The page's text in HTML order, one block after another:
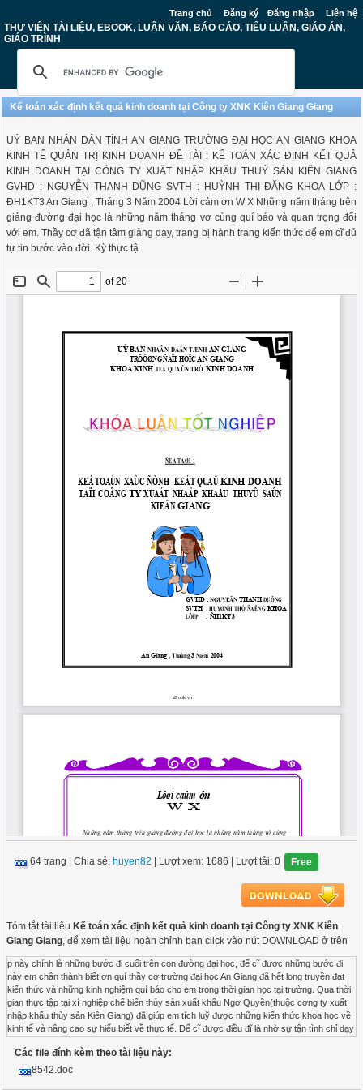
Trang chủ Đăng ký Đăng nhập Liên hệ
THƯ VIỆN TÀI LIỆU, EBOOK, LUẬN VĂN, BÁO CÁO, TIỂU LUẬN, GIÁO ÁN,
GIÁO TRÌNH
Kế toán xác định kết quả kinh doanh tại Công ty XNK Kiên Giang Giang
UỶ BAN NHÂN DÂN TỈNH AN GIANG TRƯỜNG ĐẠI HỌC AN GIANG KHOA
KINH TẾ QUẢN TRỊ KINH DOANH ĐỀ TÀI : KẾ TOÁN XÁC ĐỊNH KẾT QUẢ
KINH DOANH TẠI CÔNG TY XUẤT NHẬP KHẨU THUỶ SẢN KIÊN GIANG
GVHD : NGUYỄN THANH DŨNG SVTH : HUỲNH THỊ ĐĂNG KHOA LỚP :
ĐH1KT3 An Giang , Tháng 3 Năm 2004 Lời cảm ơn W X Những năm tháng trên
giảng đường đại học là những năm tháng vơ cùng quí báo và quan trọng đối
với em. Thầy cơ đã tận tâm giảng dạy, trang bị hành trang kiến thức để em cĩ đủ
tự tin bước vào đời. Kỳ thực tậ
64 trang |Chia sẻ: huyen82 | Lượt xem: 1686 | Lượt tải: 0 Free
Tóm tắt tài liệu Kế toán xác định kết quả kinh doanh tại Công ty XNK Kiên
Giang Giang, để xem tài liệu hoàn chỉnh bạn click vào nút DOWNLOAD ở trên
p này chính là những bước đi cuối trên con đường đại học, để cĩ được những bước đi này em chân thành biết ơn quí thầy cơ trường đại học An Giang đã hết long truyền đạt kiến thức và những kinh nghiệm quí báo cho em trong thời gian học tại trường. Qua thời gian thực tập tại xí nghiệp chế biến thủy sản xuất khẩu Ngơ Quyền(thuộc cơng ty xuất nhập khẩu thủy sản Kiên Giang) đã giúp em tích luỹ được những kiến thức khoa học về kinh tế và nâng cao sự hiểu biết về thực tế. Để cĩ được điều đĩ là nhờ sự tận tình chỉ dạy của các anh chị phịng kế tốn ở xí nghiệp Ngơ Quyền , giúp em cĩ thể làm quen với thực tế; sự nhiệt tình của anh chị phịng kế tốn cơng ty giúp em hồn thành tốt khố luận; cùng với sự tận tình của thầy Nguyễn Thanh Dũng đã trực tiếp hướng dẫn em trong quá trình nghiên cứu và viết khố luận này. Hơn nữa, những gì em cĩ được hơm nay là nhờ vào cơng ơn nuơi dưỡng cũng như những hy sinh và khĩ nhọc của cha mẹ và gia đình. Em xin chân thành cảm ơn cha mẹ, gia đình, quý thầy cơ, cơ chú, anh chị trong cơng ty xuất nhập khẩu thuỷ sản Kiên Giang và xí nghiệp Ngơ Quyền. Xin nhận nơi em lời chúc sức khoẻ, thành cơng và hạnh phúc Sinh viên thực tập Huỳnh Thị Đăng Khoa – Lớp … NHẬN XÉT CỦA CƠ QUAN THỰC TẬP # " ................................................................................................................................ ................................................................................................................................ ................................................................................................................................ ................................................................................................................................ ................................................................................................................................ ................................................................................................................................ ................................................................................................................................ ................................................................................................................................ ................................................................................................................................ ................................................................................................................................ ................................................................................................................................ ................................................................................................................................ ................................................................................................................................ ................................................................................................................................ ................................................................................................................................ ................................................................................................................................ ................................................................................................................................ ................................................................................................................................ ................................................................................................................................ ................................................................................................................................ ................................................................................................................................ ................................................................................................................................ ................................................................................................................................ ................................................................................................................................ Rạch Giá, ngày tháng năm 2004 Thủ Trưởng Cơ Quan NHẬN XÉT CỦA GIẢNG VIÊN HƯỚNG DẪN # " .......................................................................................................................... .......................................................................................................................... .......................................................................................................................... .......................................................................................................................... .......................................................................................................................... .......................................................................................................................... .......................................................................................................................... .......................................................................................................................... .......................................................................................................................... .......................................................................................................................... .......................................................................................................................... .......................................................................................................................... .......................................................................................................................... .......................................................................................................................... .......................................................................................................................... .......................................................................................................................... .......................................................................................................................... .......................................................................................................................... .......................................................................................................................... .......................................................................................................................... .......................................................................................................................... .......................................................................................................................... .......................................................................................................................... .......................................................................................................................... An Giang, ngày tháng năm 2004 Giảng Viên Hướng Dẫn 3 3 3 3 3 4 4 4 5 6 7 7 7 7 8 8 8 9 9 9 9 10 10 10 10 10 11 11 11 11 13 14 14 1 1 2 2 PHẦN MỞ ĐẦU 1. Sự cần thiết của đề tài 2. Mục tiêu nghiên cứu 3. Phương pháp nghiên cứu 4. Phạm vi nghiên cứu PHẦN NỘI DUNG CHƯƠNG 1:MỘT SỐ VẤN ĐỀ LÝ LUẬN CHUNG CỦA KẾ TỐN XÁC ĐỊNH KẾT QUẢ KINH DOANH 1 Khái niệm và ý nghĩa 1.1 Khái niệm 1.1.1 Kết quả hoạt động sản xuất kinh doanh 1.1.2 Kết quả hoạt động tài chính 1.1.3 Kết quả hoạt động khác 1.2 Ý nghĩa 2. Kế tốn doanh thu bán hàng 2.1 Khái niệm 2.2 Kết cấu và nội dung phản ánh của tài khoản 511 2.3 Sơ hạch tốn doanh thu bán hàng 3. Kế tốn các khoản làm giảm doanh thu 3.1 Chiết khấu thương mại 3.1.1 Khái niệm 3.1.2 Kết cấu và nội dung phản ánh của tài khoản 521 3.1.3 Sơ đồ hạch tốn 3.2 Hàng bán bị trả lại 3.2.1 Khái niệm 3.2.2 Kết cấu và nội dung phản ánh của tài khoản 531 3.3.2 Sơ đồ hạch tốn 3.3 Giảm giá hàng bán 3.3.1 Khái niệm 3.3.2 Kết cấu và nội dung phản ánh của tài khoản 532 3.3.3 Sơ đồ hạch tốn 3.4 Thuế 3.4.1 Phản ánh thuế GTGT (PP trực tiếp) phải nộp 3.4.2 Phản ánh thuế xuất khẩu phải nộp 3.4.3 Phản ánh thuế tiêu thụ đặc biệt phải nộp 4. Kế tốn giá vốn hàng bán 4.1 Khái niệm 4.2 Kết cấu và nội dung phản ánh của tài khoản 632 4.3 Sơ đồ hạch tốn 5. Kế tốn chi phí bán hàng 5.1 Khái miệm Mục lục 34 35 27 28 29 31 33 33 33 33 1. Quá trình hình thành và phát triển của cơng ty 2. Nhiệm vụ cụ thể của cơng ty 3. Mơ hình tổ chức của cơng ty 4. Phịng kế tốn tài vụ 5. Các chính sách kế tốn đang áp dụng tại cơng ty 5.1 Chế độ kế tốn 5.2 Phương pháp kế tốn tài sản cố định 5.3 Phương pháp kế tốn hàng tồn kho 5.4 Đơn vị tiền tệ sử dụng trong ghi chép kế tốn và nguyên tắc, phương pháp chuyển đổi các đồng tiền khác 6. TRình tự ghi sổ kế tốn CHƯƠNG 2: KẾ TỐN XÁC ĐỊNH KẾT QUẢ KINH DOANH TẠI CƠNG TY XUẤT NHẬP KHẨU THUỶ SẢN KIÊN GIANG Phần 1: Giới thiệu về cơng ty . 7.2.2 Kết cấu và nội dung phản ánh của tài khoản 635 7.2.3 Sơ đồ hạch tốn 8. Kế tốn các khoản thu nhập và chi phí khác 8.1 Kế tốn các khoản thu nhập khác 8.1.1 Kết cấu và nội dung phản ánh của tài khoản 711 8.1.2 Sơ đồ hạch tốn 8.2 Kế tốn chi phí khác 8.2.1 Kết cấu và nội dung phản ánh của tài khoản 811 8.2.2 Sơ đồ hạch tốn 9. Kế tốn xác định kết quả kinh doanh 9.1 Khái niệm 9.2 Kết cấu và nội dung phản ánh của tài khoản 911 9.3 Nguyên tắc hạch tốn tài khoản 911 9.4 Sơ đồ hạch tốn 515 7.1.1 Kết cấu và nội dung phản ánh của tài khoản 7.1.2 Sơ đồ hạch tốn 7.2 Kế tốn chi phí hoạt động tài chính 7.2.1 Khái niệm 18 18 19 19 19 20 21 21 22 22 23 24 24 24 24 24 24 25 26 14 15 16 16 16 17 17 5.2 Kết cấu và nội dung phản ánh của tài khoản 641 5.3 Sơ đồ hạch tốn 6. Kế tốn chi
Các file đính kèm theo tài liệu này:
8542.doc